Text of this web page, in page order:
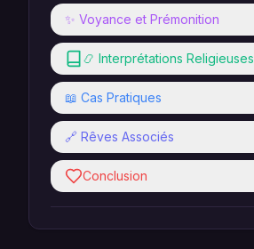
✨ Voyance et Prémonition
📿 Interprétations Religieuses
📖 Cas Pratiques
🔗 Rêves Associés
Conclusion